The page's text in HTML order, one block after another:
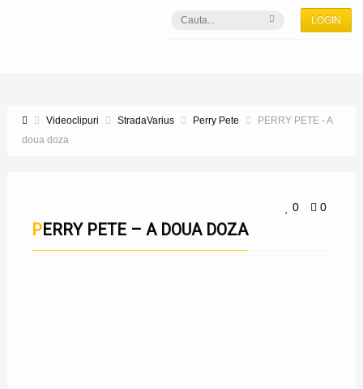
LOGIN
Videoclipuri StradaVarius Perry Pete
PERRY PETE - A
doua doza
0 0
PERRY PETE – A DOUA DOZA